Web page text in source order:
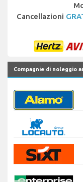
Cancellazioni
Compagnie di noleggio